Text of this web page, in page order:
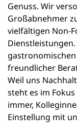
Genuss. Wir
Großabnehmer
vielfältigen Non-
freundlicher
Weil uns
steht es im
immer,
Einstellung mit